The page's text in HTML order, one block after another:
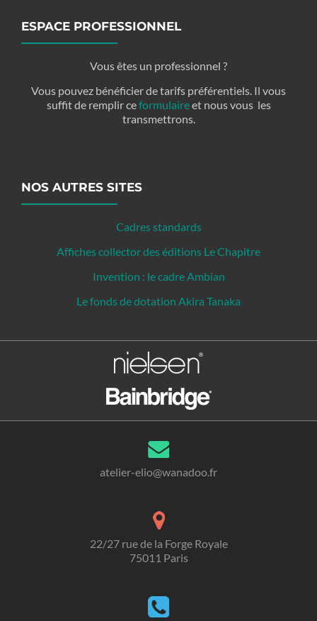
ESPACE PROFESSIONNEL
Vous êtes un professionnel ?
Vous pouvez bénéficier de tarifs préférentiels. Il vous
suffit de remplir ceformulaireet nous vous les
transmettrons.
NOS AUTRES SITES
Cadres standards
Affiches collector des éditions Le Chapitre
Invention : le cadre Ambian
Le fonds de dotation Akira Tanaka
atelier-elio@wanadoo.fr
22/27 rue de la Forge Royale
75011 Paris